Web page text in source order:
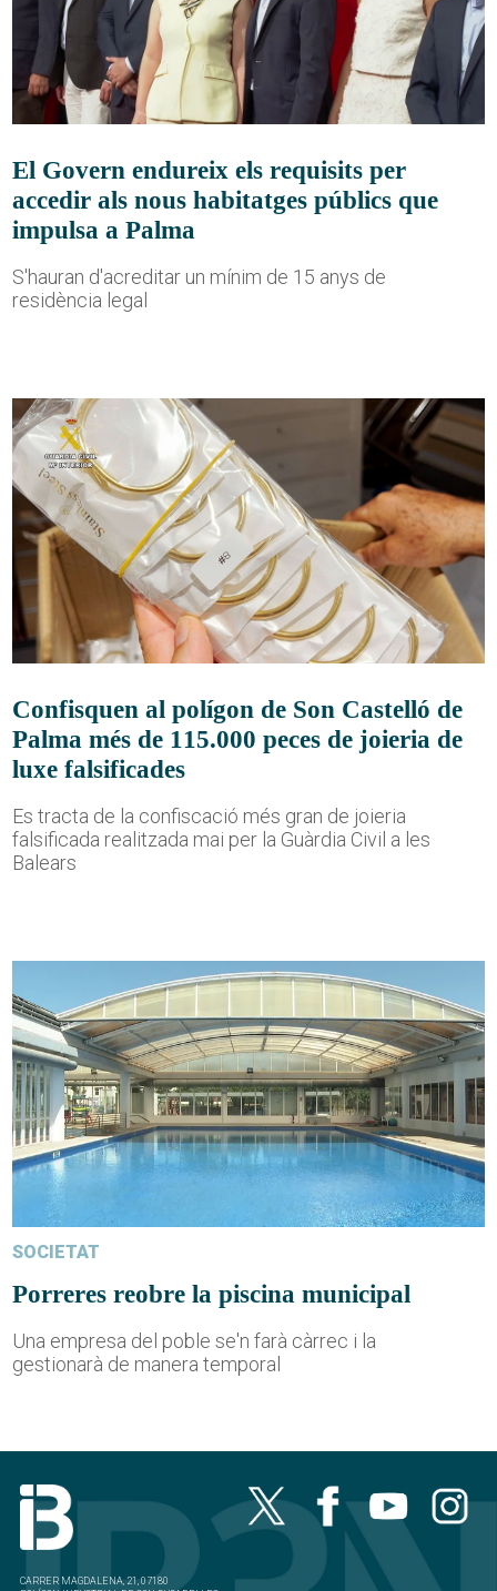
El Govern endureix els requisits per
accedir als nous habitatges públics que
impulsa a Palma
S'hauran d'acreditar un mínim de 15 anys de
residència legal
Confisquen al polígon de Son Castelló de
Palma més de 115.000 peces de joieria de
luxe falsificades
Es tracta de la confiscació més gran de joieria
falsificada realitzada mai per la Guàrdia Civil a les
Balears
SOCIETAT
Porreres reobre la piscina municipal
Una empresa del poble se'n farà càrrec i la
gestionarà de manera temporal
CARRER MAGDALENA, 21, 07180